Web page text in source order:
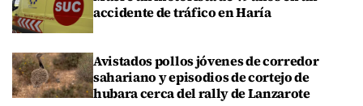
accidente de tráfico en Haría
Avistados pollos jóvenes de corredor
sahariano y episodios de cortejo de
hubara cerca del rally de Lanzarote